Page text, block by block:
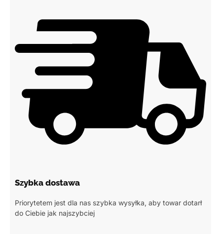
Szybka dostawa
Priorytetem jest dla nas szybka wysyłka, aby towar dotarł
do Ciebie jak najszybciej